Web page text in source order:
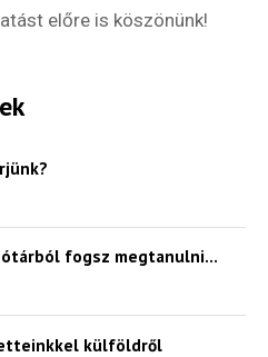
előre is köszönünk!
fogsz megtanulni…
külföldről